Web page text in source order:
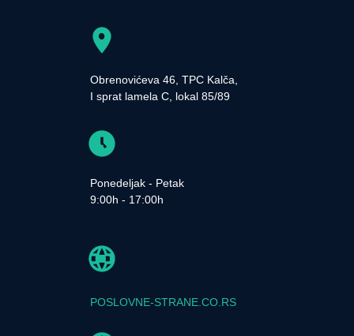
Obrenovićeva 46, TPC Kalča,
I sprat lamela C, lokal 85/89
Ponedeljak - Petak
9:00h - 17:00h
POSLOVNE-STRANE.CO.RS